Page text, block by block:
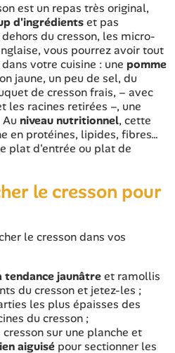
est un repas très original,
d'ingrédientset pas
du cresson, les micro-
vous pourrez avoir tout
votre cuisine : une pomme
jaune, un peu de sel, du
de cresson frais, – avec
les racines retirées –, une
niveau nutritionnel, cette
en protéines, lipides, fibres…
plat d'entrée ou plat de
le cresson pour
le cresson dans vos
tendance jaunâtreet ramollis
du cresson et jetez-les ;
les plus épaisses des
du cresson ;
sur une planche et
aiguisé pour sectionner les